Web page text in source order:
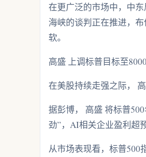
在更广泛的市场中，中
海峡的谈判正在推进，
软。
高盛 上调标普目标至
在美股持续走强之际，
据彭博， 高盛 将标普
劲”，AI相关企业盈利超
从市场表现看，标普500